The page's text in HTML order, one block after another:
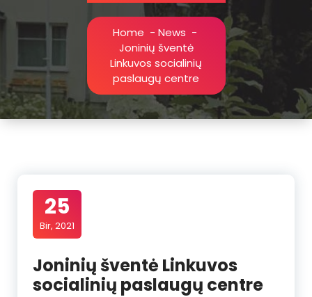
Home - News -
Joninių šventė
Linkuvos socialinių
paslaugų centre
25
Bir, 2021
Joninių šventė Linkuvos
socialinių paslaugų centre